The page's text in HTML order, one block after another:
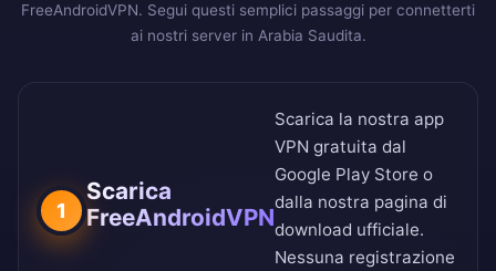
FreeAndroidVPN. Segui questi semplici passaggi per connetterti
ai nostri server in Arabia Saudita.
1
Scarica
FreeAndroidVPN
Scarica la nostra app
VPN gratuita dal
Google Play Store o
dalla nostra pagina di
download ufficiale.
Nessuna registrazione